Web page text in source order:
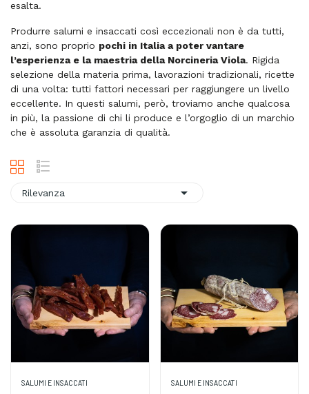
esalta.
Produrre salumi e insaccati così eccezionali non è da tutti,
anzi, sono proprio pochi in Italia a poter vantare
l’esperienza e la maestria della Norcineria Viola. Rigida
selezione della materia prima, lavorazioni tradizionali, ricette
di una volta: tutti fattori necessari per raggiungere un livello
eccellente. In questi salumi, però, troviamo anche qualcosa
in più, la passione di chi li produce e l’orgoglio di un marchio
che è assoluta garanzia di qualità.
Rilevanza 
SALUMI E INSACCATI SALUMI E INSACCATI